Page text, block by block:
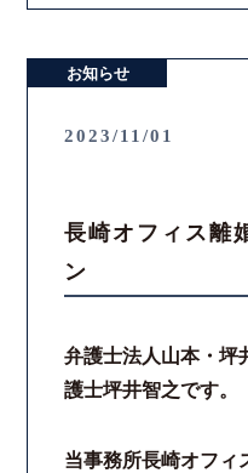
お知らせ
2023/11/01
長崎オフィス離
ン
弁護士法人山本・坪
護士坪井智之です。
当事務所長崎オフィ